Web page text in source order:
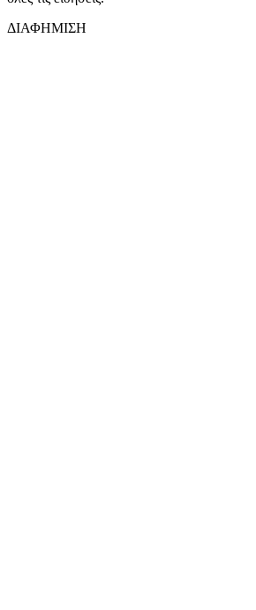
ΔΙΑΦΗΜΙΣΗ